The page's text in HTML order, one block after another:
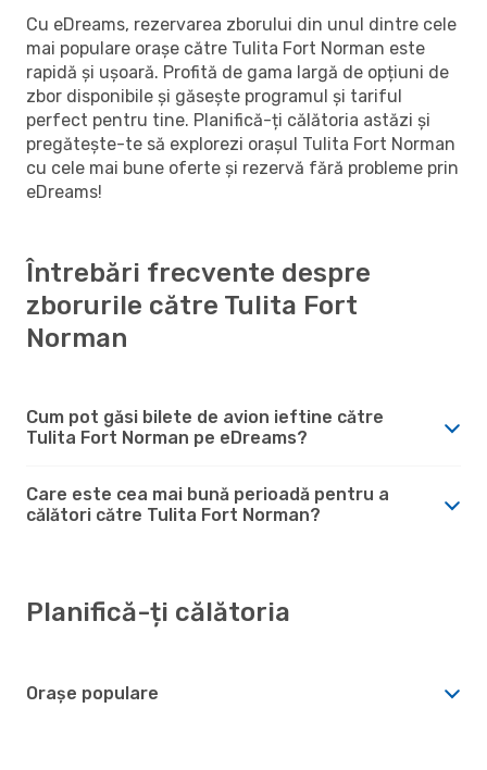
Cu eDreams, rezervarea zborului din unul dintre cele
mai populare orașe către Tulita Fort Norman este
rapidă și ușoară. Profită de gama largă de opțiuni de
zbor disponibile și găsește programul și tariful
perfect pentru tine. Planifică-ți călătoria astăzi și
pregătește-te să explorezi orașul Tulita Fort Norman
cu cele mai bune oferte și rezervă fără probleme prin
eDreams!
Întrebări frecvente despre
zborurile către Tulita Fort
Norman
Cum pot găsi bilete de avion ieftine către
Tulita Fort Norman pe eDreams?
Care este cea mai bună perioadă pentru a
călători către Tulita Fort Norman?
Planifică-ți călătoria
Orașe populare